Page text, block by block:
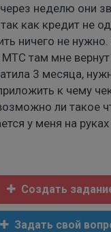
неделю они
как кредит не
ничего не
там мне вернут
3 месяца,
к чему
ли такое
у меня на
Создать
Задать свой